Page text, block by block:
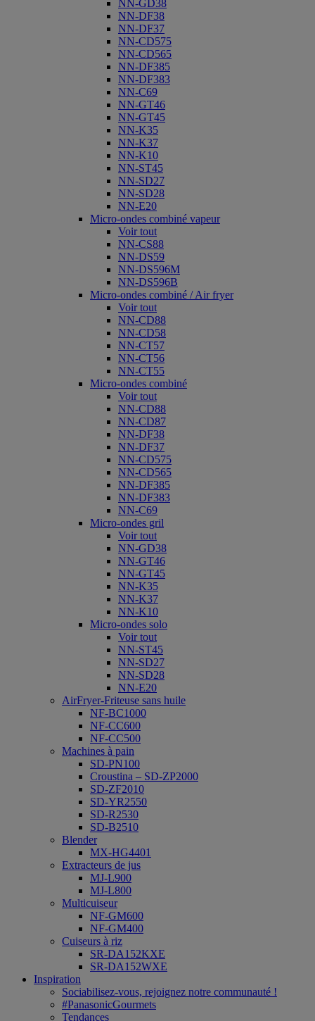
NN-GD38
NN-DF38
NN-DF37
NN-CD575
NN-CD565
NN-DF385
NN-DF383
NN-C69
NN-GT46
NN-GT45
NN-K35
NN-K37
NN-K10
NN-ST45
NN-SD27
NN-SD28
NN-E20
Micro-ondes combiné vapeur
Voir tout
NN-CS88
NN-DS59
NN-DS596M
NN-DS596B
Micro-ondes combiné / Air fryer
Voir tout
NN-CD88
NN-CD58
NN-CT57
NN-CT56
NN-CT55
Micro-ondes combiné
Voir tout
NN-CD88
NN-CD87
NN-DF38
NN-DF37
NN-CD575
NN-CD565
NN-DF385
NN-DF383
NN-C69
Micro-ondes gril
Voir tout
NN-GD38
NN-GT46
NN-GT45
NN-K35
NN-K37
NN-K10
Micro-ondes solo
Voir tout
NN-ST45
NN-SD27
NN-SD28
NN-E20
AirFryer-Friteuse sans huile
NF-BC1000
NF-CC600
NF-CC500
Machines à pain
SD-PN100
Croustina – SD-ZP2000
SD-ZF2010
SD-YR2550
SD-R2530
SD-B2510
Blender
MX-HG4401
Extracteurs de jus
MJ-L900
MJ-L800
Multicuiseur
NF-GM600
NF-GM400
Cuiseurs à riz
SR-DA152KXE
SR-DA152WXE
Inspiration
Sociabilisez-vous, rejoignez notre communauté !
#PanasonicGourmets
Tendances